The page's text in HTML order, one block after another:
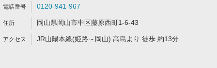
0120-941-967
岡山県岡山市中区藤原西町1-6-43
JR山陽本線(姫路～岡山) 高島より 徒歩 約13分